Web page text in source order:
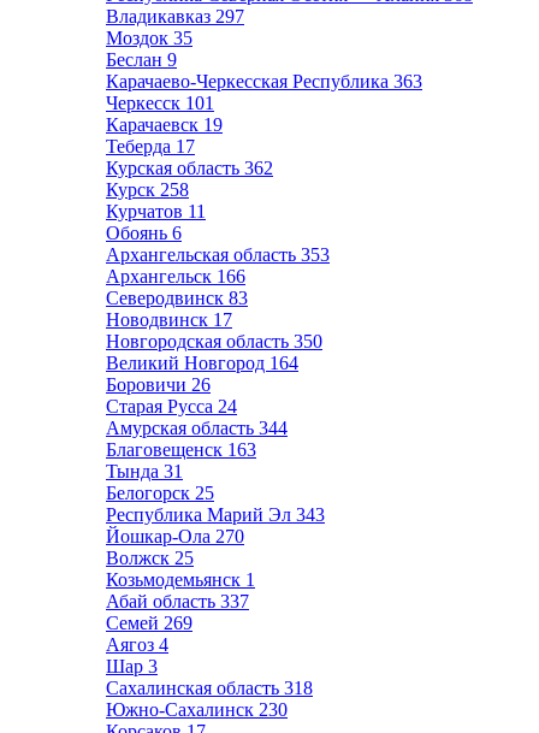
Владикавказ 297
Моздок 35
Беслан 9
Карачаево-Черкесская Республика 363
Черкесск 101
Карачаевск 19
Теберда 17
Курская область 362
Курск 258
Курчатов 11
Обоянь 6
Архангельская область 353
Архангельск 166
Северодвинск 83
Новодвинск 17
Новгородская область 350
Великий Новгород 164
Боровичи 26
Старая Русса 24
Амурская область 344
Благовещенск 163
Тында 31
Белогорск 25
Республика Марий Эл 343
Йошкар-Ола 270
Волжск 25
Козьмодемьянск 1
Абай область 337
Семей 269
Аягоз 4
Шар 3
Сахалинская область 318
Южно-Сахалинск 230